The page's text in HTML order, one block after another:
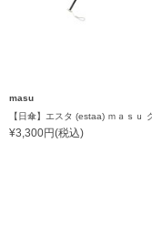
masu
¥3,300円(税込)